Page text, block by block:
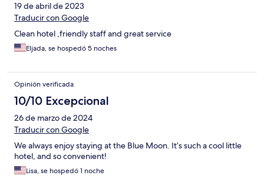
19 de abril de 2023
Traducir con Google
Clean hotel ,friendly staff and great service
Eljada, se hospedó 5 noches
Opinión verificada
10/10 Excepcional
26 de marzo de 2024
Traducir con Google
We always enjoy staying at the Blue Moon. It’s such a cool little
hotel, and so convenient!
Lisa, se hospedó 1 noche